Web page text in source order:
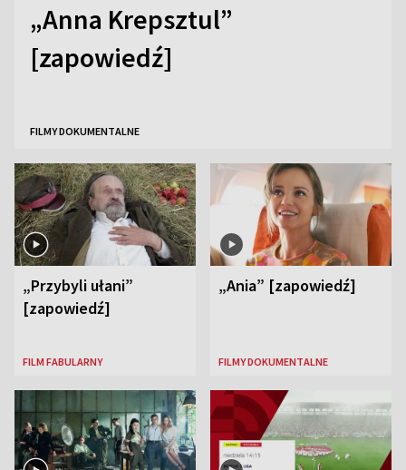
„Anna Krepsztul”
[zapowiedź]
FILMY DOKUMENTALNE
„Przybyli ułani”
[zapowiedź]
FILM FABULARNY
„Ania” [zapowiedź]
FILMY DOKUMENTALNE